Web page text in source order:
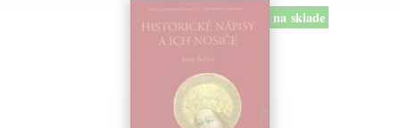
na sklade